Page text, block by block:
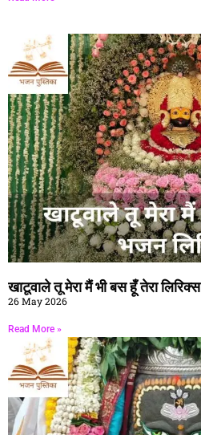
खाटूवाले तू मेरा मैं भी बस हूँ तेरा लिरिक्स
26 May 2026
Read More »